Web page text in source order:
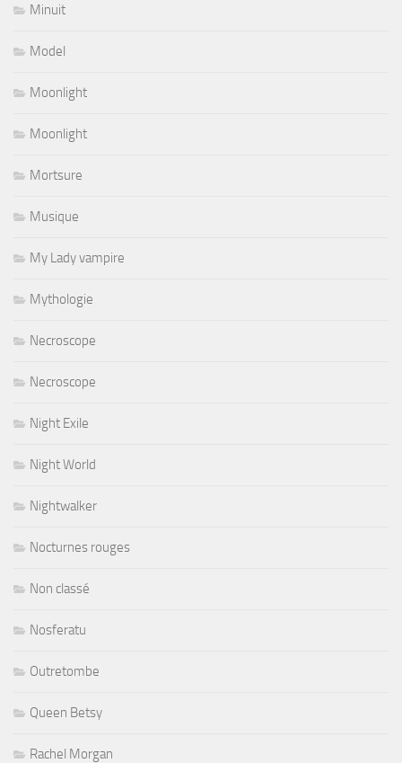
Minuit
Model
Moonlight
Moonlight
Mortsure
Musique
My Lady vampire
Mythologie
Necroscope
Necroscope
Night Exile
Night World
Nightwalker
Nocturnes rouges
Non classé
Nosferatu
Outretombe
Queen Betsy
Rachel Morgan